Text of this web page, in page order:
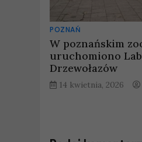
POZNAŃ
W poznańskim
uruchomiono
Drzewołazów
14 kwietnia, 2026